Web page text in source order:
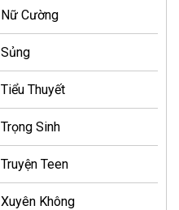
Nữ Cường
Sủng
Tiểu Thuyết
Trọng Sinh
Truyện Teen
Xuyên Không